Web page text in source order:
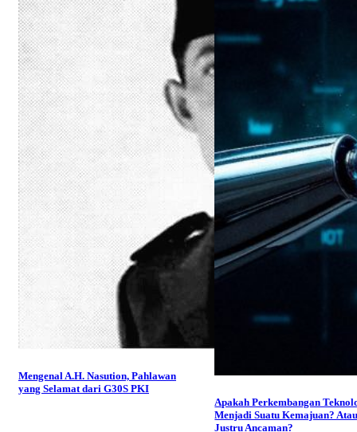
Mengenal A.H. Nasution, Pahlawan
yang Selamat dari G30S PKI
Apakah Perkembangan
Menjadi Suatu Kemajuan?
Justru Ancaman?